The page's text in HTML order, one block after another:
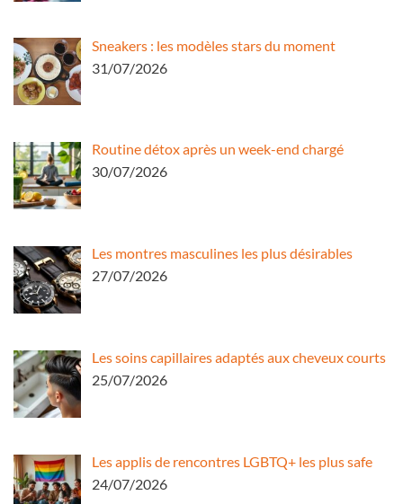
Sneakers : les modèles stars du moment
31/07/2026
Routine détox après un week-end chargé
30/07/2026
Les montres masculines les plus désirables
27/07/2026
Les soins capillaires adaptés aux cheveux courts
25/07/2026
Les applis de rencontres LGBTQ+ les plus safe
24/07/2026